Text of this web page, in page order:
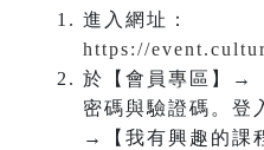
進入網址：
https://
於【會員專區】→
密碼與驗證碼。登
→【我有興趣的課